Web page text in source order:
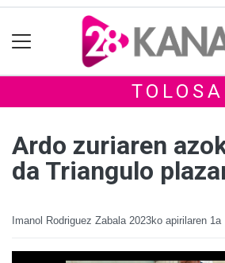
TOLOSA
Ardo zuriaren
da Triangulo
Imanol Rodriguez Zabala 2023ko apirilaren 1a